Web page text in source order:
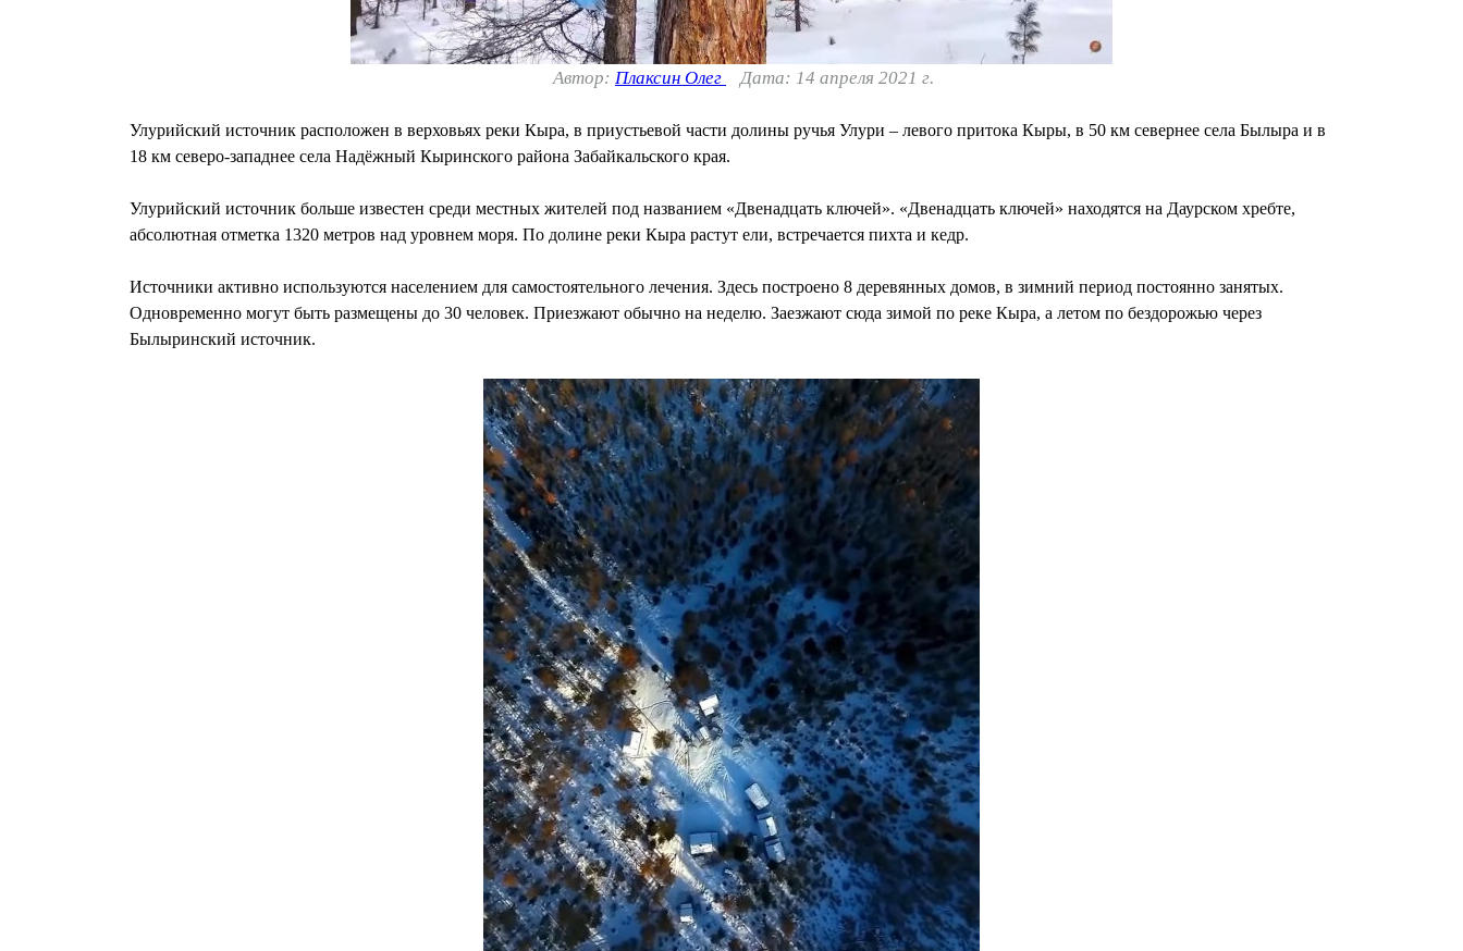
Автор: Плаксин Олег Дата: 14 апреля 2021 г.
Улурийский источник расположен в верховьях реки Кыра, в приустьевой части долины ручья Улури – левого притока Кыры, в 50 км севернее села Былыра и в
18 км северо-западнее села Надёжный Кыринского района Забайкальского края.
Улурийский источник больше известен среди местных жителей под названием «Двенадцать ключей». «Двенадцать ключей» находятся на Даурском хребте,
абсолютная отметка 1320 метров над уровнем моря. По долине реки Кыра растут ели, встречается пихта и кедр.
Источники активно используются населением для самостоятельного лечения. Здесь построено 8 деревянных домов, в зимний период постоянно занятых.
Одновременно могут быть размещены до 30 человек. Приезжают обычно на неделю. Заезжают сюда зимой по реке Кыра, а летом по бездорожью через
Былыринский источник.